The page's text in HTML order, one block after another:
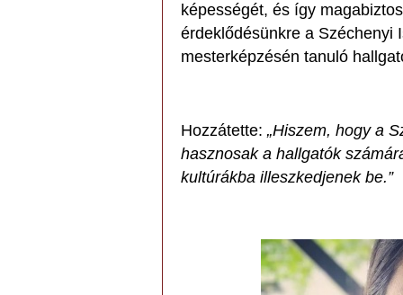
képességét, és így
érdeklődésünkre a Széchenyi
mesterképzésén tanuló
Hozzátette: „Hiszem, hogy a
hasznosak a hallgatók
kultúrákba illeszkedjenek be.”